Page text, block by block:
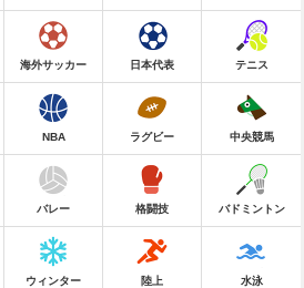
海外サッカー 日本代表 テニス
NBA ラグビー 中央競馬
バレー 格闘技 バドミントン
ウィンター 陸上 水泳